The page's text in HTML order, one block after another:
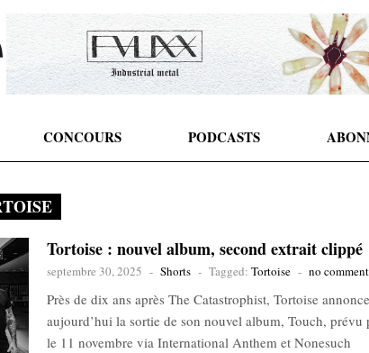
CONCOURS PODCASTS
Tortoise : nouvel album, second extrait clippé
septembre 30, 2025 - Shorts - Tagged: Tortoise - no
Près de dix ans après The Catastrophist, Tortoise annonce
aujourd’hui la sortie de son nouvel album, Touch, prévu
le 11 novembre via International Anthem et Nonesuch